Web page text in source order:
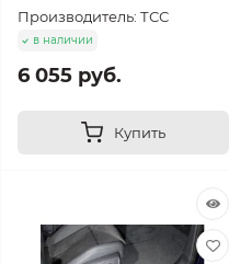
Производитель: ТСС
в наличии
6 055 руб.
Купить